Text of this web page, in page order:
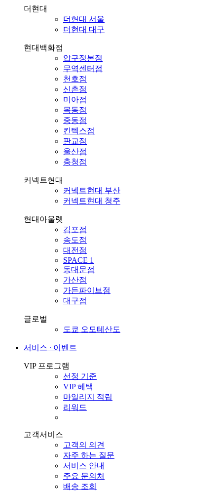
더현대
더현대 서울
더현대 대구
현대백화점
압구정본점
무역센터점
천호점
신촌점
미아점
목동점
중동점
킨텍스점
판교점
울산점
충청점
커넥트현대
커넥트현대 부산
커넥트현대 청주
현대아울렛
김포점
송도점
대전점
SPACE 1
동대문점
가산점
가든파이브점
대구점
글로벌
도쿄 오모테산도
서비스 ∙ 이벤트
VIP 프로그램
선정 기준
VIP 혜택
마일리지 적립
리워드
고객서비스
고객의 의견
자주 하는 질문
서비스 안내
주요 문의처
배송 조회